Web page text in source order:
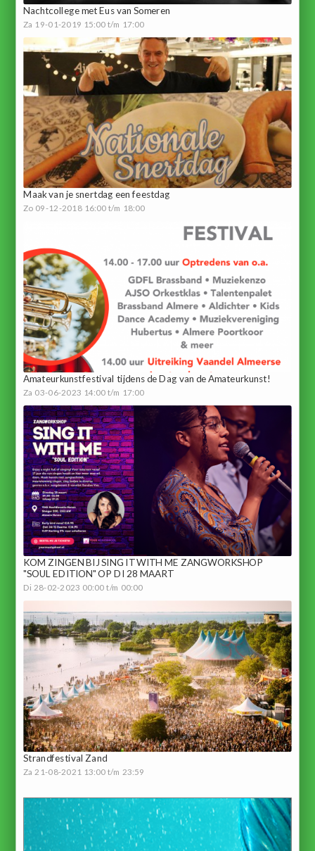
Nachtcollege met Eus van Someren
Za 19-01-2019 15:00 t/m 17:00
Maak van je snertdag een feestdag
Zo 09-12-2018 16:00 t/m 18:00
Amateurkunstfestival tijdens de Dag van de Amateurkunst!
Za 03-06-2023 14:00 t/m 17:00
KOM ZINGEN BIJ SING IT WITH ME ZANGWORKSHOP
"SOUL EDITION" OP DI 28 MAART
Di 28-02-2023 00:00 t/m 00:00
Strandfestival Zand
Za 21-08-2021 13:00 t/m 23:59